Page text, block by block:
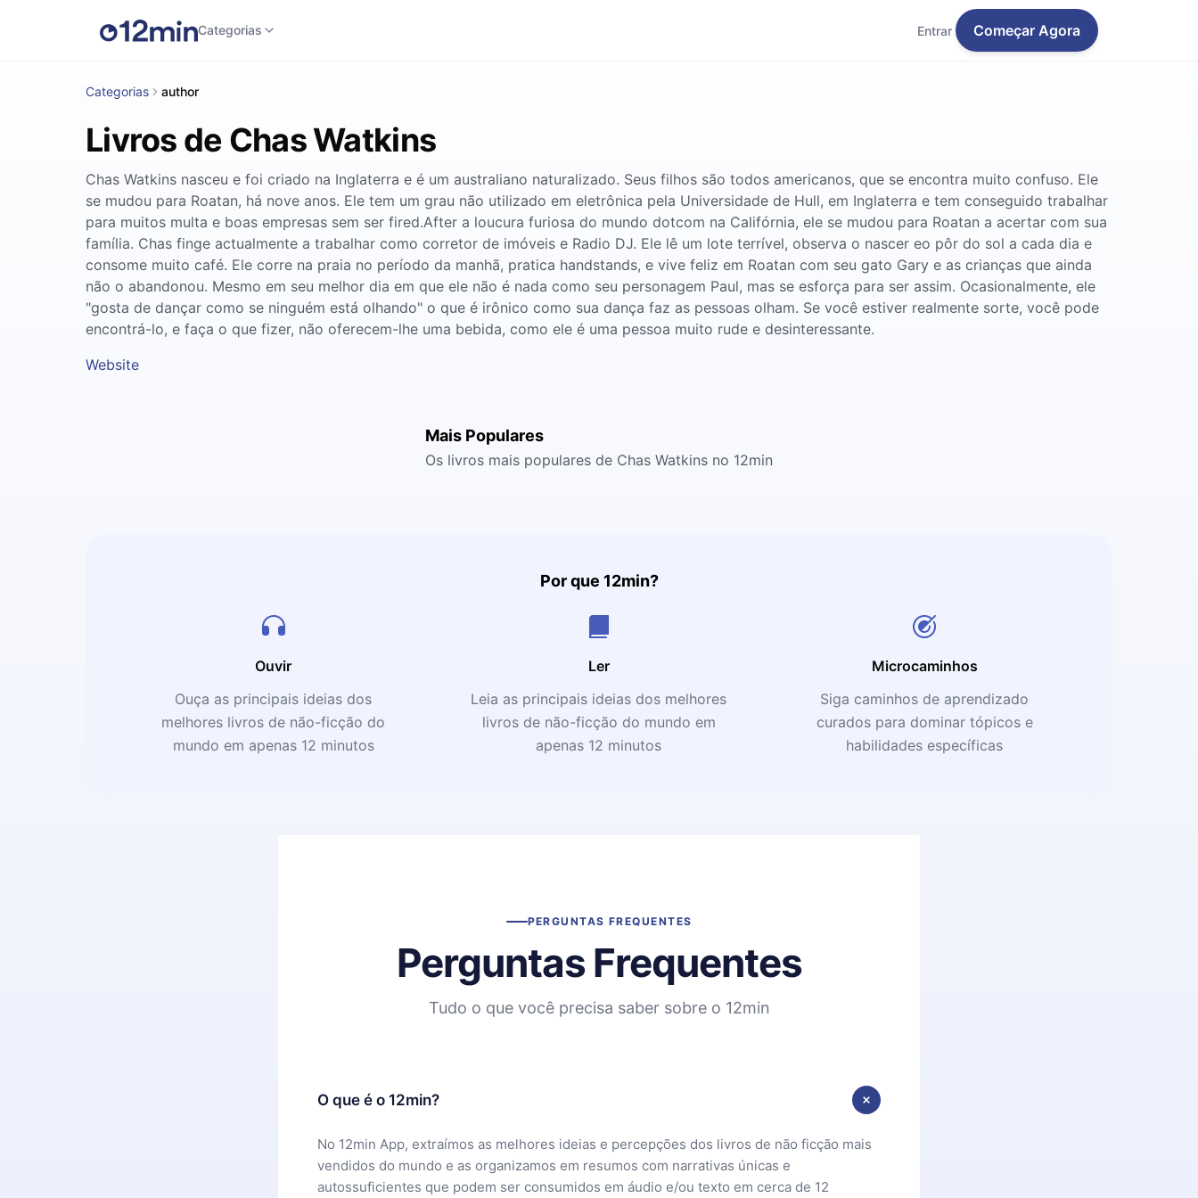
Categorias Entrar Começar Agora
Categorias author
Livros de Chas Watkins
Chas Watkins nasceu e foi criado na Inglaterra e é um australiano naturalizado. Seus filhos são todos americanos, que se encontra muito confuso. Ele
se mudou para Roatan, há nove anos. Ele tem um grau não utilizado em eletrônica pela Universidade de Hull, em Inglaterra e tem conseguido trabalhar
para muitos multa e boas empresas sem ser fired.After a loucura furiosa do mundo dotcom na Califórnia, ele se mudou para Roatan a acertar com sua
família. Chas finge actualmente a trabalhar como corretor de imóveis e Radio DJ. Ele lê um lote terrível, observa o nascer eo pôr do sol a cada dia e
consome muito café. Ele corre na praia no período da manhã, pratica handstands, e vive feliz em Roatan com seu gato Gary e as crianças que ainda
não o abandonou. Mesmo em seu melhor dia em que ele não é nada como seu personagem Paul, mas se esforça para ser assim. Ocasionalmente, ele
"gosta de dançar como se ninguém está olhando" o que é irônico como sua dança faz as pessoas olham. Se você estiver realmente sorte, você pode
encontrá-lo, e faça o que fizer, não oferecem-lhe uma bebida, como ele é uma pessoa muito rude e desinteressante.
Website
Mais Populares
Os livros mais populares de Chas Watkins no 12min
Por que 12min?
Ouvir
Ouça as principais ideias dos
melhores livros de não-ficção do
mundo em apenas 12 minutos
Ler
Leia as principais ideias dos melhores
livros de não-ficção do mundo em
apenas 12 minutos
Microcaminhos
Siga caminhos de aprendizado
curados para dominar tópicos e
habilidades específicas
PERGUNTAS FREQUENTES
Perguntas Frequentes
Tudo o que você precisa saber sobre o 12min
O que é o 12min?
No 12min App, extraímos as melhores ideias e percepções dos livros de não ficção mais
vendidos do mundo e as organizamos em resumos com narrativas únicas e
autossuficientes que podem ser consumidos em áudio e/ou texto em cerca de 12